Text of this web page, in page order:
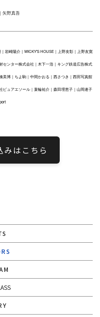
矢野真吾
岩崎陽介｜WICKY'S HOUSE｜上野友彰｜上野友寛
センター株式会社｜木下一浩｜キング鉄道広告株式
美博｜ちよ駒｜中間かおる｜西さつき｜西田写真館
ピュアエソール｜蓑輪祐介｜森田理恵子｜山岡連子
みはこちら